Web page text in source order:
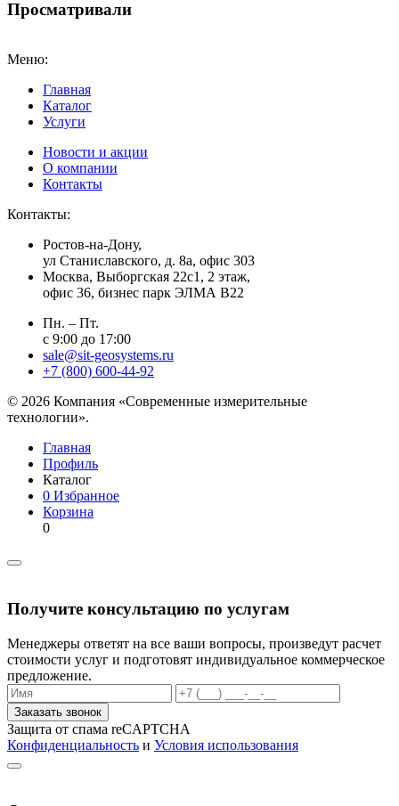
Просматривали
Меню:
Главная
Каталог
Услуги
Новости и акции
О компании
Контакты
Контакты:
Ростов-на-Дону,
ул Станиславского, д. 8а, офис 303
Москва, Выборгская 22с1, 2 этаж,
офис 36, бизнес парк ЭЛМА В22
Пн. – Пт.
с 9:00 до 17:00
sale@sit-geosystems.ru
+7 (800) 600-44-92
© 2026 Компания «Современные измерительные
технологии».
Главная
Профиль
Каталог
0 Избранное
Корзина
0
Получите консультацию по услугам
Менеджеры ответят на все ваши вопросы, произведут расчет
стоимости услуг и подготовят индивидуальное коммерческое
предложение.
Заказать звонок
Защита от спама reCAPTCHA
Конфиденциальность и Условия использования